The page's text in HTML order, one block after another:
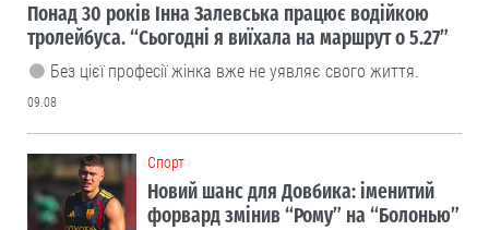
Понад 30 років Інна Залевська працює водійкою
тролейбуса. “Сьогодні я виїхала на маршрут о 5.27”
Без цієї професії жінка вже не уявляє свого життя.
09.08
Cпорт
Новий шанс для Довбика: іменитий
форвард змінив “Рому” на “Болонью”